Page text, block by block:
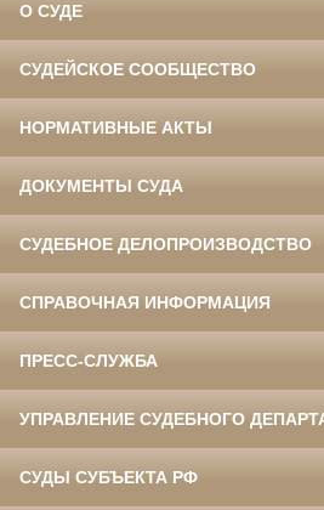
О СУДЕ
СУДЕЙСКОЕ СООБЩЕСТВО
НОРМАТИВНЫЕ АКТЫ
ДОКУМЕНТЫ СУДА
СУДЕБНОЕ ДЕЛОПРОИЗВОДСТВО
СПРАВОЧНАЯ ИНФОРМАЦИЯ
ПРЕСС-СЛУЖБА
УПРАВЛЕНИЕ СУДЕБНОГО
СУДЫ СУБЪЕКТА РФ